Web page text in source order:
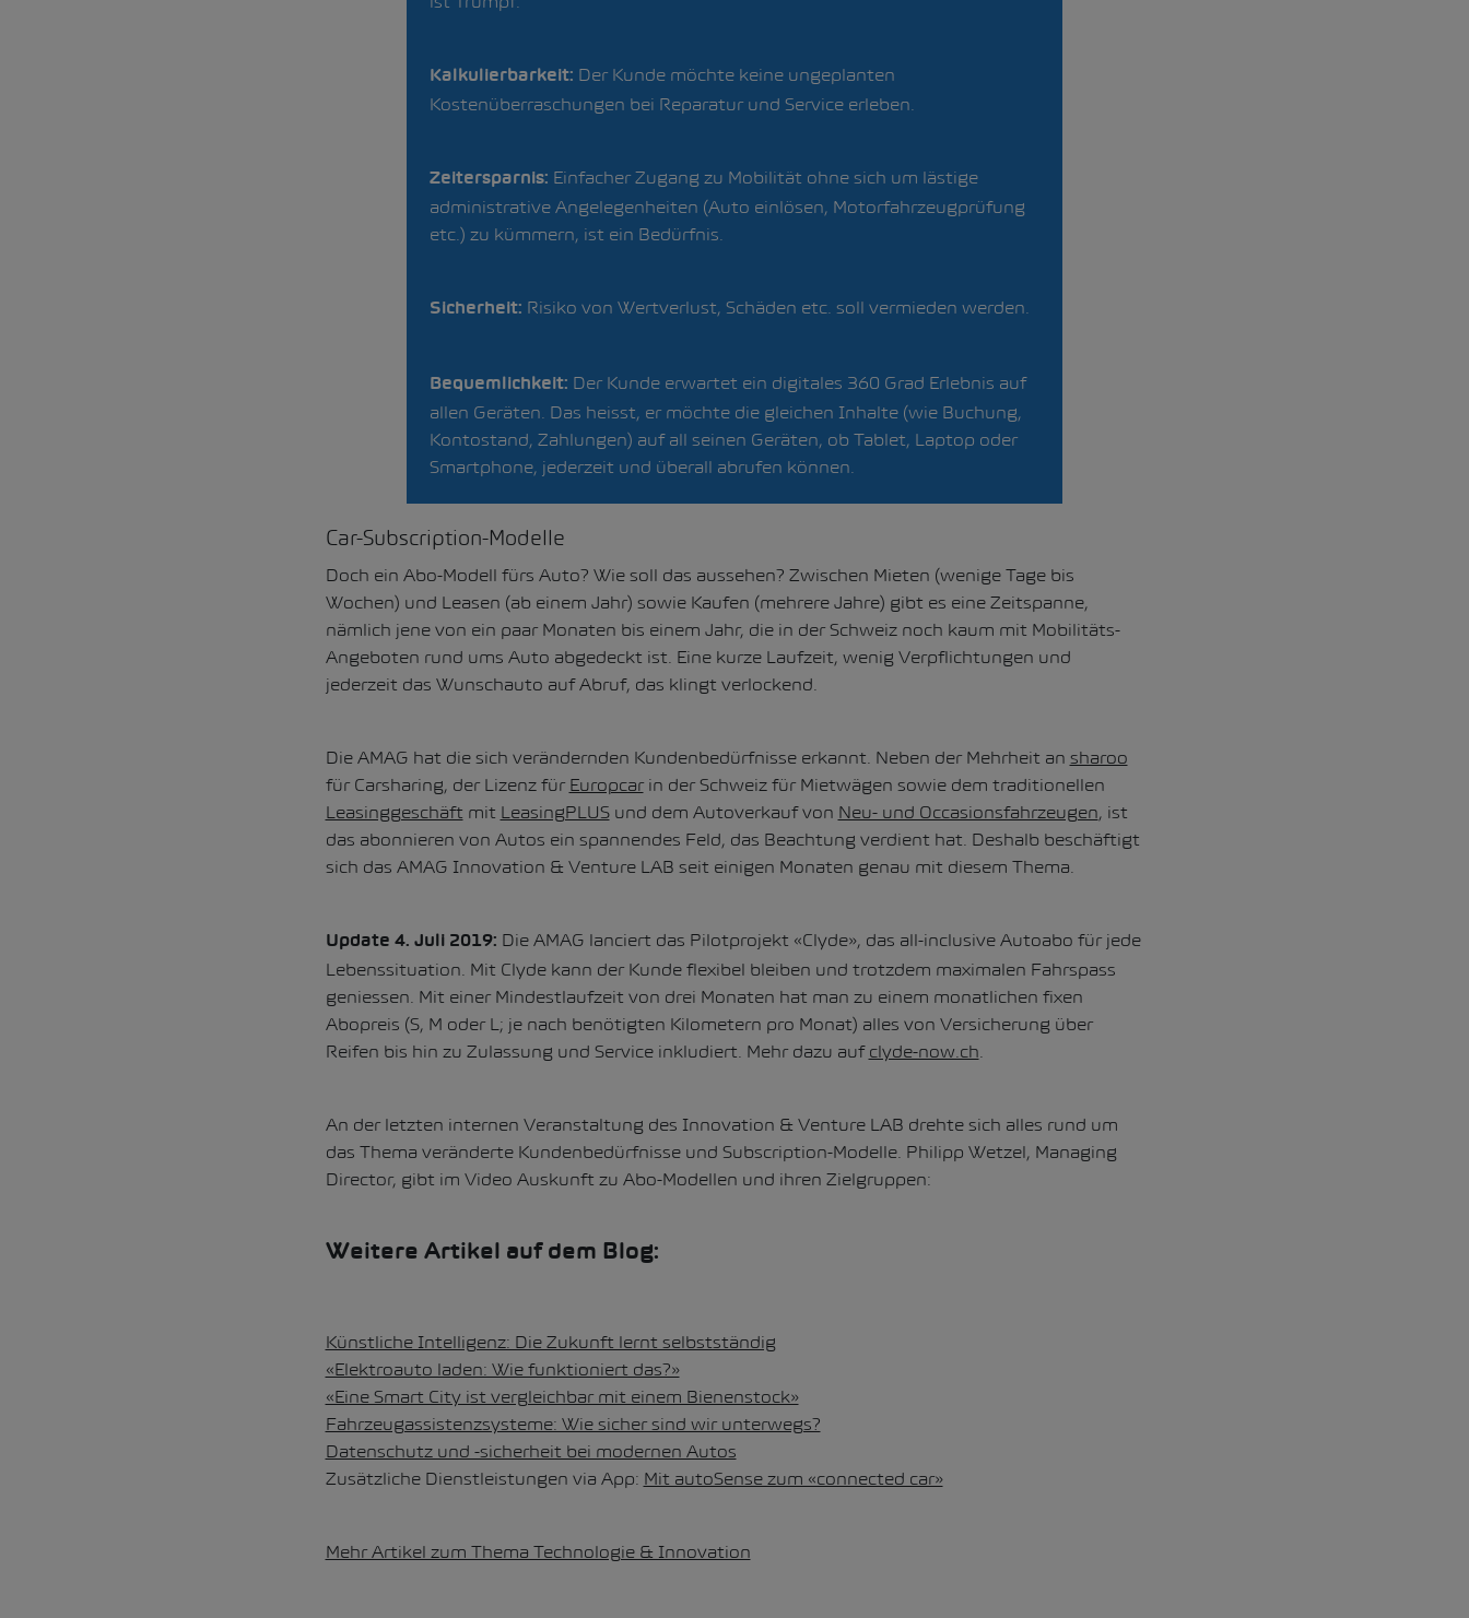
Kalkulierbarkeit: Der Kunde möchte keine ungeplanten
Kostenüberraschungen bei Reparatur und Service erleben.
Zeitersparnis: Einfacher Zugang zu Mobilität ohne sich um lästige
administrative Angelegenheiten (Auto einlösen, Motorfahrzeugprüfung
etc.) zu kümmern, ist ein Bedürfnis.
Sicherheit: Risiko von Wertverlust, Schäden etc. soll vermieden werden.
Bequemlichkeit: Der Kunde erwartet ein digitales 360 Grad Erlebnis auf
allen Geräten. Das heisst, er möchte die gleichen Inhalte (wie Buchung,
Kontostand, Zahlungen) auf all seinen Geräten, ob Tablet, Laptop oder
Smartphone, jederzeit und überall abrufen können.
Car-Subscription-Modelle
Doch ein Abo-Modell fürs Auto? Wie soll das aussehen? Zwischen Mieten (wenige Tage bis
Wochen) und Leasen (ab einem Jahr) sowie Kaufen (mehrere Jahre) gibt es eine Zeitspanne,
nämlich jene von ein paar Monaten bis einem Jahr, die in der Schweiz noch kaum mit Mobilitäts-
Angeboten rund ums Auto abgedeckt ist. Eine kurze Laufzeit, wenig Verpflichtungen und
jederzeit das Wunschauto auf Abruf, das klingt verlockend.
Die AMAG hat die sich verändernden Kundenbedürfnisse erkannt. Neben der Mehrheit an sharoo
für Carsharing, der Lizenz für Europcarin der Schweiz für Mietwägen sowie dem traditionellen
Leasinggeschäft mit LeasingPLUSund dem Autoverkauf von Neu- und Occasionsfahrzeugen, ist
das abonnieren von Autos ein spannendes Feld, das Beachtung verdient hat. Deshalb beschäftigt
sich das AMAG Innovation & Venture LAB seit einigen Monaten genau mit diesem Thema.
Update 4. Juli 2019: Die AMAG lanciert das Pilotprojekt «Clyde», das all-inclusive Autoabo für jede
Lebenssituation. Mit Clyde kann der Kunde flexibel bleiben und trotzdem maximalen Fahrspass
geniessen. Mit einer Mindestlaufzeit von drei Monaten hat man zu einem monatlichen fixen
Abopreis (S, M oder L; je nach benötigten Kilometern pro Monat) alles von Versicherung über
Reifen bis hin zu Zulassung und Service inkludiert. Mehr dazu auf clyde-now.ch.
An der letzten internen Veranstaltung des Innovation & Venture LAB drehte sich alles rund um
das Thema veränderte Kundenbedürfnisse und Subscription-Modelle. Philipp Wetzel, Managing
Director, gibt im Video Auskunft zu Abo-Modellen und ihren Zielgruppen:
Weitere Artikel auf dem Blog:
Künstliche Intelligenz: Die Zukunft lernt selbstständig
«Elektroauto laden: Wie funktioniert das?»
«Eine Smart City ist vergleichbar mit einem Bienenstock»
Fahrzeugassistenzsysteme: Wie sicher sind wir unterwegs?
Datenschutz und -sicherheit bei modernen Autos
Zusätzliche Dienstleistungen via App: Mit autoSense zum «connected car»
Mehr Artikel zum Thema Technologie & Innovation